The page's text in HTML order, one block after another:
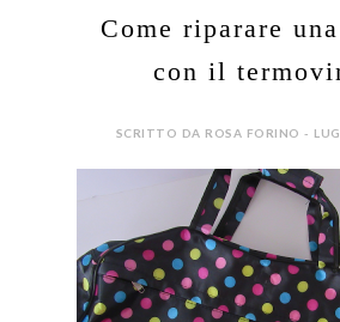
Come riparare
con il
SCRITTO DA ROSA FORINO -